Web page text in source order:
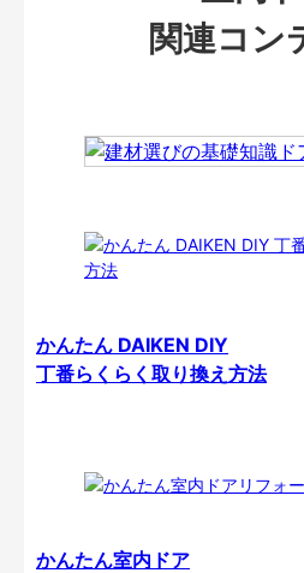
関連コン
かんたん DAIKEN DIY
丁番らくらく取り換え方法
かんたん室内ドア